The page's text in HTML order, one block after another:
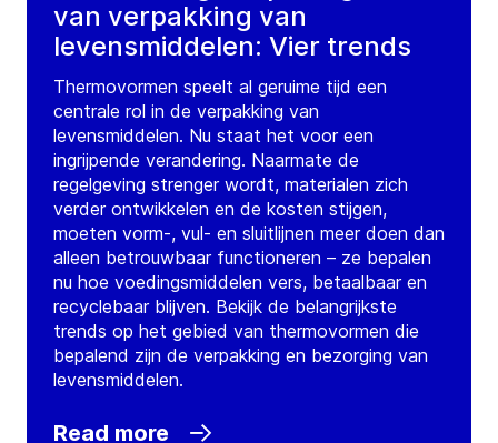
van verpakking van
levensmiddelen: Vier trends
Thermovormen speelt al geruime tijd een
centrale rol in de verpakking van
levensmiddelen. Nu staat het voor een
ingrijpende verandering. Naarmate de
regelgeving strenger wordt, materialen zich
verder ontwikkelen en de kosten stijgen,
moeten vorm-, vul- en sluitlijnen meer doen dan
alleen betrouwbaar functioneren – ze bepalen
nu hoe voedingsmiddelen vers, betaalbaar en
recyclebaar blijven. Bekijk de belangrijkste
trends op het gebied van thermovormen die
bepalend zijn de verpakking en bezorging van
levensmiddelen.
Read more